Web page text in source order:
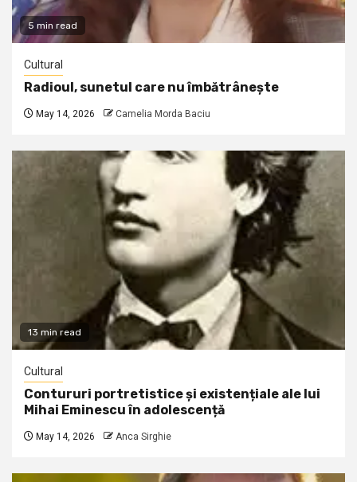
5 min read
Cultural
Radioul, sunetul care nu îmbătrânește
May 14, 2026 Camelia Morda Baciu
13 min read
Cultural
Contururi portretistice și existențiale ale lui
Mihai Eminescu în adolescență
May 14, 2026 Anca Sirghie